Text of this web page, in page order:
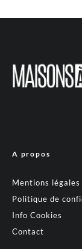
A propos
Mentions légales
Politique de
Info Cookies
Contact